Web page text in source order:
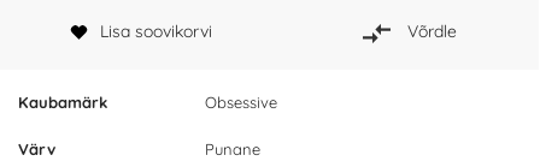
Kaubamärk Obsessive
Värv Punane
Lisa soovikorvi Võrdle